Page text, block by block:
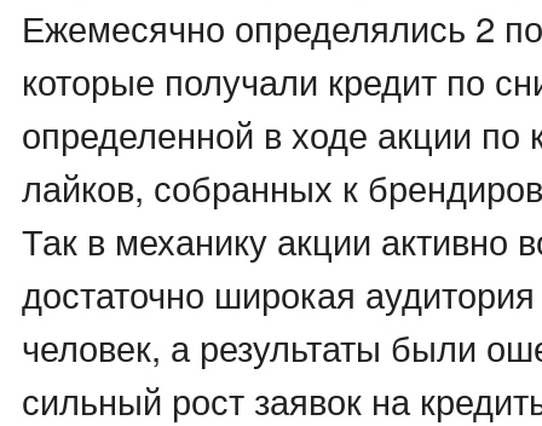
Ежемесячно определялись 2
которые получали кредит по
определенной в ходе акции по
лайков, собранных к
Так в механику акции активно
достаточно широкая
человек, а результаты были
сильный рост заявок на